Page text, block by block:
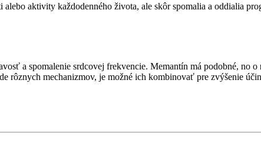
aktivity každodenného života, ale skôr spomalia a oddialia
a spomalenie srdcovej frekvencie. Memantín má podobné, no
rôznych mechanizmov, je možné ich kombinovať pre zvýšenie